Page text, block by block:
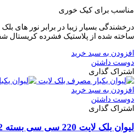
مناسب برای کیک خوری
درخشندگی بسیار زیبا در برابر نور های
ساخته شده از پلاستیک فشرده کریستال
افزودن به سبد خرید
دوست داشتن
اشتراک گذاری
افزودن به سبد خرید
دوست داشتن
اشتراک گذاری
لیوان بلک لایت 220 سی سی بسته 12 عددی